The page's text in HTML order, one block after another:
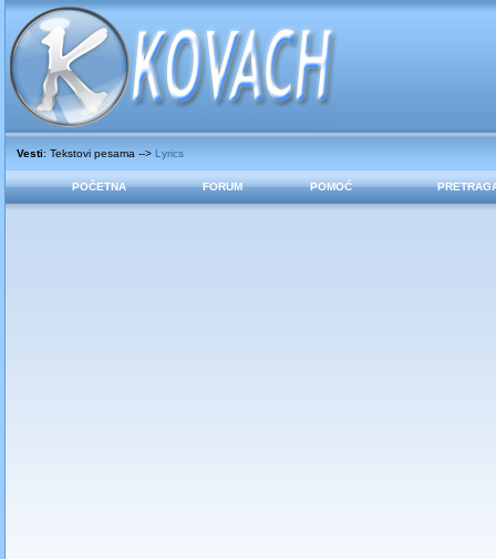
Vesti: Tekstovi pesama --> Lyrics
POČETNA FORUM POMOĆ